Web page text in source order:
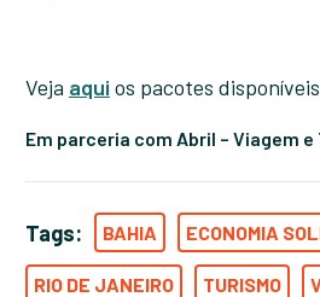
Veja aquios pacotes
Em parceria com Abril – Viagem
Tags: BAHIA ECONOMIA
RIO DE JANEIRO TURISMO